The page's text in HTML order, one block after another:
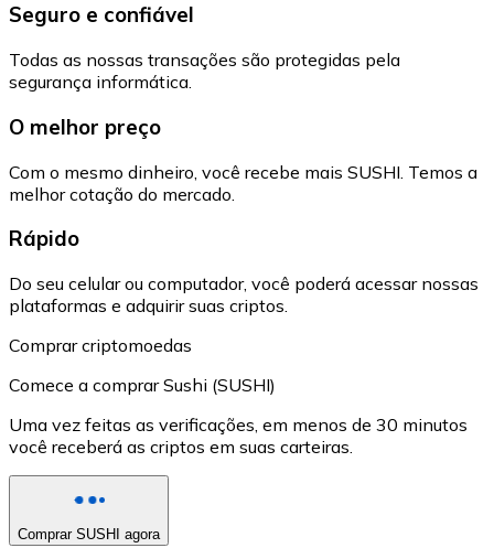
Seguro e confiável
Todas as nossas transações são protegidas pela
segurança informática.
O melhor preço
Com o mesmo dinheiro, você recebe mais SUSHI. Temos a
melhor cotação do mercado.
Rápido
Do seu celular ou computador, você poderá acessar nossas
plataformas e adquirir suas criptos.
Comprar criptomoedas
Comece a comprar Sushi (SUSHI)
Uma vez feitas as verificações, em menos de 30 minutos
você receberá as criptos em suas carteiras.
Comprar SUSHI agora